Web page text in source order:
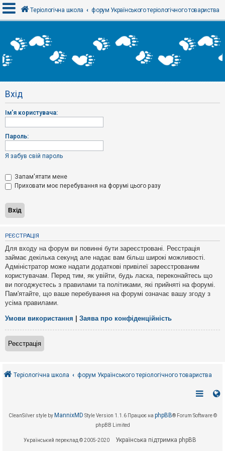
х
і
Р
є
т
р
а
і
Т
м
и
б
з
в
і
д
п
о
в
і
д
е
й
А
к
т
и
і
Теріологічна школа форум Українського теріологічного товариства
Вхід
Ім'я користувача:
Пароль:
Я забув свій пароль
Запам'ятати мене
Приховати моє перебування на форумі цього разу
РЕЄСТРАЦІЯ
Для входу на форум ви повинні бути зареєстровані. Реєстрація
займає декілька секунд але надає вам більш широкі можливості.
Адміністратор може надати додаткові привілеї зареєстрованим
користувачам. Перед тим, як увійти, будь ласка, переконайтесь що
ви погоджуєтесь з правилами та політиками, які прийняті на форумі.
Пам'ятайте, що ваше перебування на форумі означає вашу згоду з
усіма правилами.
Умови використання Заява про конфіденційність
Реєстрація
Теріологічна школа форум Українського теріологічного товариства
CleanSilver style by MannixMD Style Version 1.1.6 Працює на phpBB® Forum Software ©
phpBB Limited
Український переклад © 2005-2020 Українська підтримка phpBB